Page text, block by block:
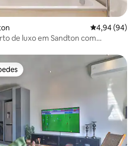
4,94 de uma
4,94 (94)
de luxo em Sandton com
dos hóspedes